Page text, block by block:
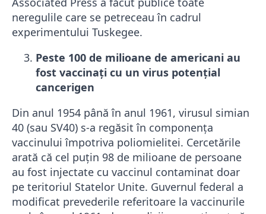
neregulile care se petreceau în cadrul
experimentului Tuskegee.
Peste 100 de milioane de americani au
fost vaccinaţi cu un virus potenţial
cancerigen
Din anul 1954 până în anul 1961, virusul simian
40 (sau SV40) s-a regăsit în componenţa
vaccinului împotriva poliomielitei. Cercetările
arată că cel puţin 98 de milioane de persoane
au fost injectate cu vaccinul contaminat doar
pe teritoriul Statelor Unite. Guvernul federal a
modificat prevederile referitoare la vaccinurile